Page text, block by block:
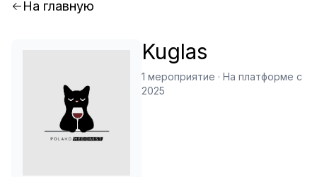
На главную
Kuglas
1 мероприятие ·На платформе с
2025